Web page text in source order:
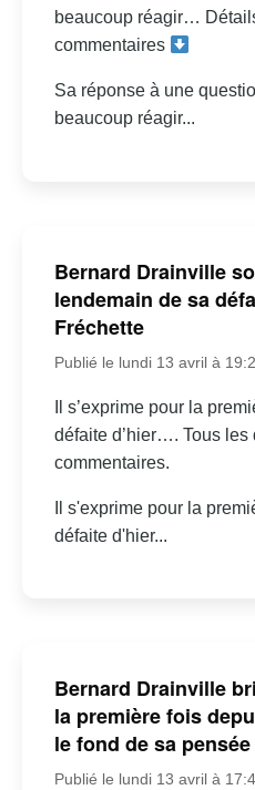
beaucoup réagir…
commentaires
Sa réponse à une
beaucoup réagir...
Bernard Drainville
lendemain de sa
Fréchette
Publié le lundi 13 avril à
Il s’exprime pour la
défaite d’hier…. Tous les
commentaires.
Il s'exprime pour la
défaite d'hier...
Bernard Drainville
la première fois
le fond de sa pensée
Publié le lundi 13 avril à